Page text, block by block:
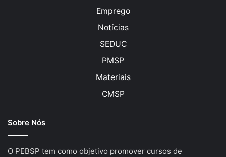
Emprego
Notícias
SEDUC
PMSP
Materiais
CMSP
Sobre Nós
O PEBSP tem como objetivo promover cursos de